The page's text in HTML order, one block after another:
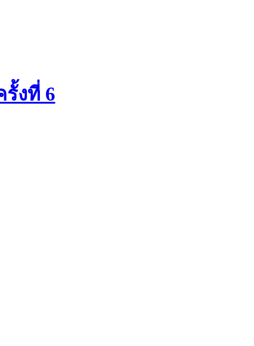
งที่ 6